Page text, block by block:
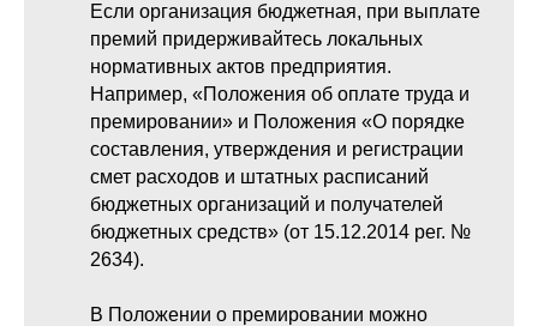
Если организация бюджетная, при выплате
премий придерживайтесь локальных
нормативных актов предприятия.
Например, «Положения об оплате труда и
премировании» и Положения «О порядке
составления, утверждения и регистрации
смет расходов и штатных расписаний
бюджетных организаций и получателей
бюджетных средств» (от 15.12.2014 рег. №
2634).
В Положении о премировании можно